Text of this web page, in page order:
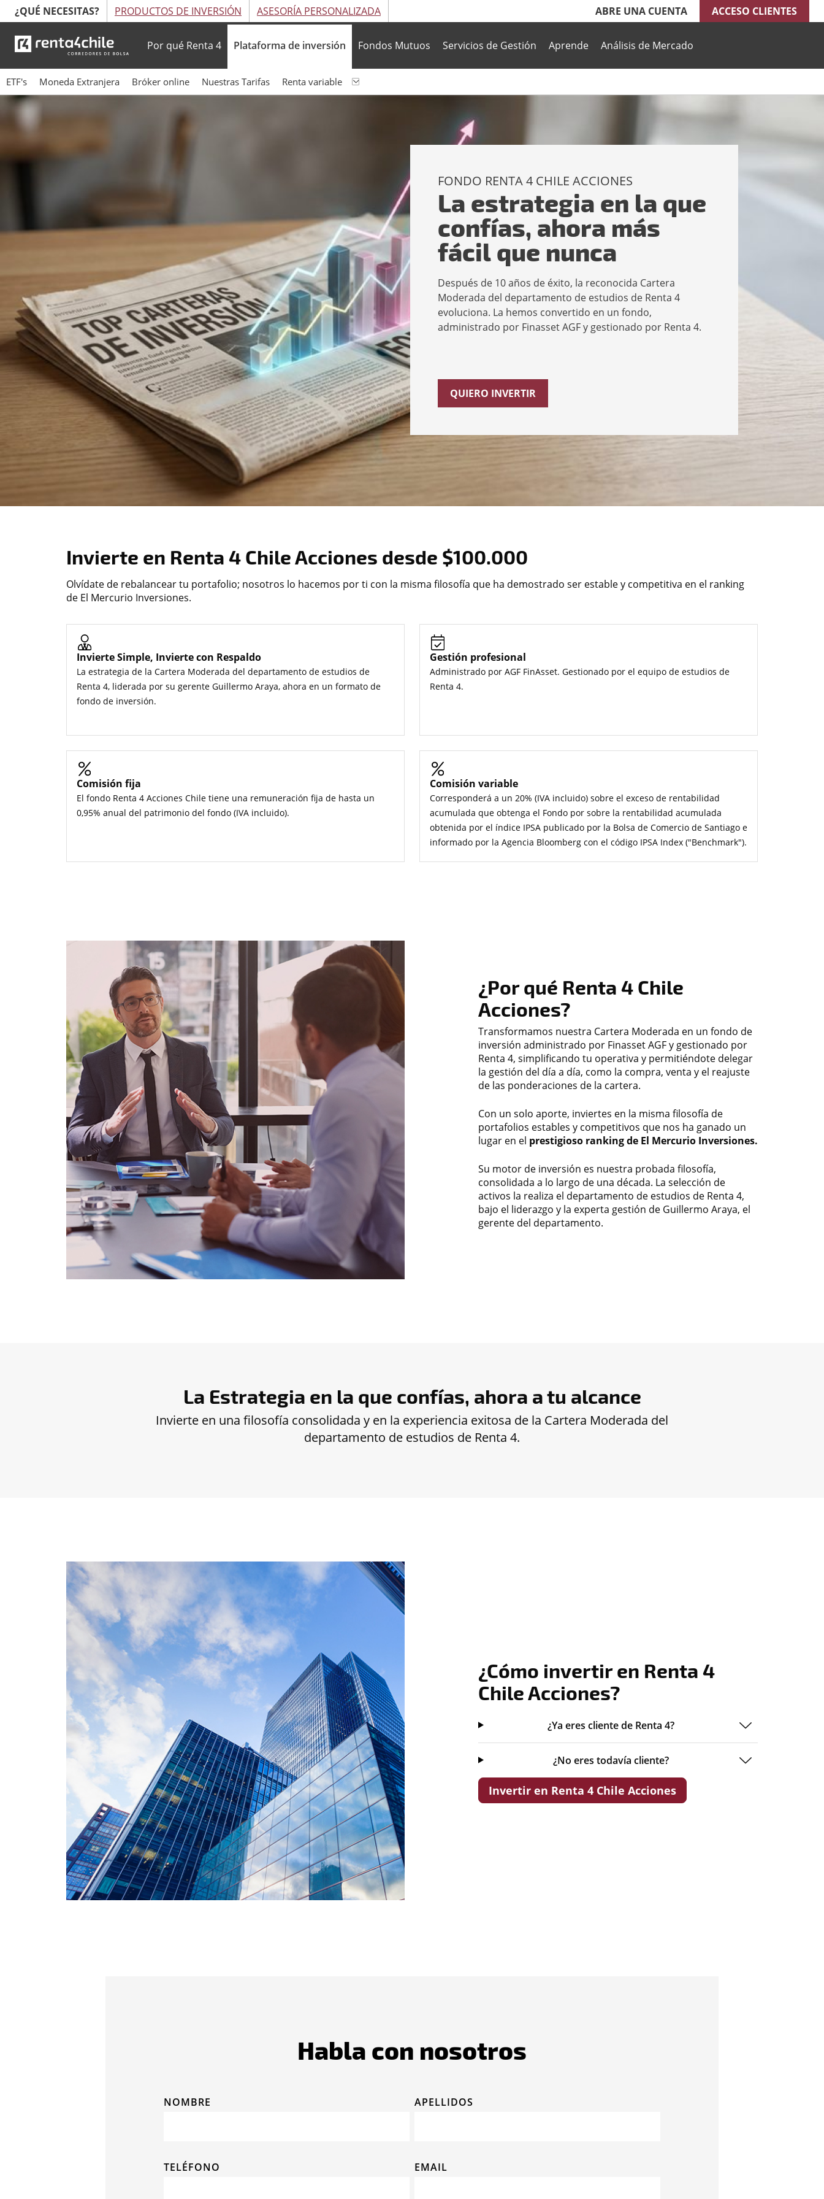
¿QUÉ NECESITAS? PRODUCTOS DE INVERSIÓN ASESORÍA PERSONALIZADA ABRE UNA CUENTA ACCESO CLIENTES
Por qué Renta 4 Plataforma de inversión
ETF's Moneda Extranjera Bróker online Nuestras Tarifas Renta variable
Fondos Mutuos Servicios de Gestión Aprende Análisis de Mercado
FONDO RENTA 4 CHILE ACCIONES
La estrategia en la que
confías, ahora más
fácil que nunca
Después de 10 años de éxito, la reconocida Cartera
Moderada del departamento de estudios de Renta 4
evoluciona. La hemos convertido en un fondo,
administrado por Finasset AGF y gestionado por Renta 4.
QUIERO INVERTIR
Invierte en Renta 4 Chile Acciones desde $100.000
Olvídate de rebalancear tu portafolio; nosotros lo hacemos por ti con la misma filosofía que ha demostrado ser estable y competitiva en el ranking
de El Mercurio Inversiones.
Invierte Simple, Invierte con Respaldo
La estrategia de la Cartera Moderada del departamento de estudios de
Renta 4, liderada por su gerente Guillermo Araya, ahora en un formato de
fondo de inversión.
Gestión profesional
Administrado por AGF FinAsset. Gestionado por el equipo de estudios de
Renta 4.
Comisión fija
El fondo Renta 4 Acciones Chile tiene una remuneración fija de hasta un
0,95% anual del patrimonio del fondo (IVA incluido).
Comisión variable
Corresponderá a un 20% (IVA incluido) sobre el exceso de rentabilidad
acumulada que obtenga el Fondo por sobre la rentabilidad acumulada
obtenida por el índice IPSA publicado por la Bolsa de Comercio de Santiago e
informado por la Agencia Bloomberg con el código IPSA Index ("Benchmark").
¿Por qué Renta 4 Chile
Acciones?
Transformamos nuestra Cartera Moderada en un fondo de
inversión administrado por Finasset AGF y gestionado por
Renta 4, simplificando tu operativa y permitiéndote delegar
la gestión del día a día, como la compra, venta y el reajuste
de las ponderaciones de la cartera.
Con un solo aporte, inviertes en la misma filosofía de
portafolios estables y competitivos que nos ha ganado un
lugar en el prestigioso ranking de El Mercurio Inversiones.
Su motor de inversión es nuestra probada filosofía,
consolidada a lo largo de una década. La selección de
activos la realiza el departamento de estudios de Renta 4,
bajo el liderazgo y la experta gestión de Guillermo Araya, el
gerente del departamento.
La Estrategia en la que confías, ahora a tu alcance
Invierte en una filosofía consolidada y en la experiencia exitosa de la Cartera Moderada del
departamento de estudios de Renta 4.
¿Cómo invertir en Renta 4
Chile Acciones?
¿Ya eres cliente de Renta 4?
¿No eres todavía cliente?
Invertir en Renta 4 Chile Acciones
Habla con nosotros
NOMBRE APELLIDOS
TELÉFONO EMAIL